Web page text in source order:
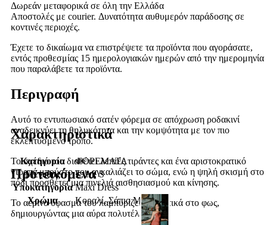
Δωρεάν μεταφορικά σε όλη την Ελλάδα
Αποστολές με courier. Δυνατότητα αυθυμερόν παράδοσης σε
κοντινές περιοχές.
Έχετε το δικαίωμα να επιστρέψετε τα προϊόντα που αγοράσατε,
εντός προθεσμίας 15 ημερολογιακών ημερών από την ημερομηνία
που παραλάβετε τα προϊόντα.
Περιγραφή
Αυτό το εντυπωσιακό σατέν φόρεμα σε απόχρωση ροδακινί
αναδεικνύει τη θηλυκότητα και την κομψότητα με τον πιο
εκλεπτυσμένο τρόπο.
Το σχέδιό του διαθέτει λεπτές τιράντες και ένα αριστοκρατικό
ντραπέ μπούστο που αγκαλιάζει το σώμα, ενώ η ψηλή σκισμή στο
πόδι προσθέτει μια πινελιά αισθησιασμού και κίνησης.
Το αέρινο ύφασμά του λαμπυρίζει διακριτικά στο φως,
δημιουργώντας μια αύρα πολυτέλειας.
Χαρακτηριστικά
Κατηγορία
ΦΟΡΕΜΑΤΑ
Μέγεθος
L, M, S
Υποκατηγορία Maxi Dress
Χρώμα
Κοραλί, Σάπιο Μήλο
Προτεινόμενα